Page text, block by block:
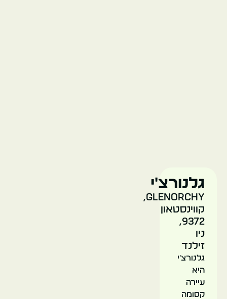
גלנורצ'י
Glenorchy,
קווינסטאון
9372,
ניו
זילנד
גלנורצ'י
היא
עיירה
קסומה